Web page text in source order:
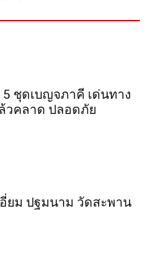
5​ ชุดเบญจ​ภาคี​ เด่นทาง
วคลาด​ ปลอดภัย​
ยม ​ปฐม​นาม​ วัดสะพาน